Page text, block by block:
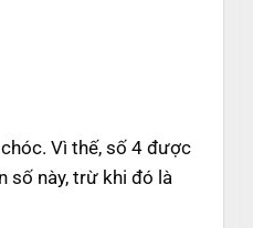
Vì thế, số 4 được
số này, trừ khi đó là